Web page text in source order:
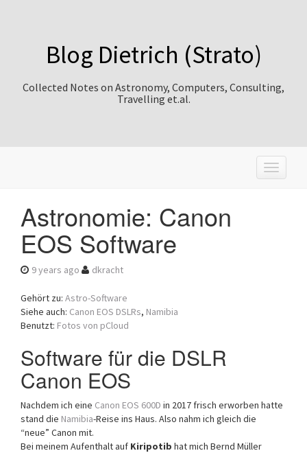
Blog Dietrich (Strato)
Collected Notes on Astronomy, Computers, Consulting,
Travelling et.al.
T
o
Astronomie: Canon
EOS Software
9 years ago dkracht
Gehört zu: Astro-Software
Siehe auch: Canon EOS DSLRs, Namibia
Benutzt: Fotos von pCloud
Software für die DSLR
Canon EOS
Nachdem ich eine Canon EOS 600D in 2017 frisch erworben hatte
stand die Namibia-Reise ins Haus. Also nahm ich gleich die
“neue” Canon mit.
Bei meinem Aufenthalt auf Kiripotib hat mich Bernd Müller